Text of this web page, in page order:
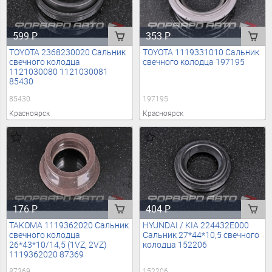
599₽
TOYOTA 2368230020 Сальник
свечного колодца
1121030080 1121030081
85430
85430
Красноярск
353₽
TOYOTA 1119331010 Сальник
свечного колодца 197195
197195
Красноярск
176₽
TAKOMA 1119362020 Сальник
свечного колодца
26*43*10/14,5 (1VZ, 2VZ)
1119362020 87369
404₽
HYUNDAI / KIA 224432E000
Сальник 27*44*10,5 свечного
колодца 152206